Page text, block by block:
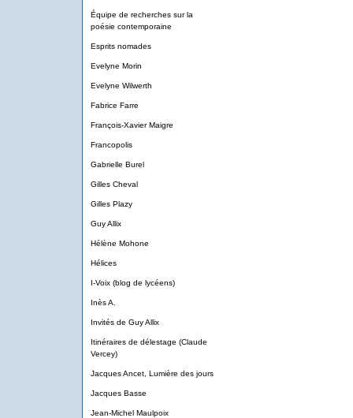
Équipe de recherches sur la
poésie contemporaine
Esprits nomades
Evelyne Morin
Evelyne Wilwerth
Fabrice Farre
François-Xavier Maigre
Francopolis
Gabrielle Burel
Gilles Cheval
Gilles Plazy
Guy Allix
Hélène Mohone
Hélices
I-Voix (blog de lycéens)
Inès A.
Invités de Guy Allix
Itinéraires de délestage (Claude
Vercey)
Jacques Ancet, Lumière des jours
Jacques Basse
Jean-Michel Maulpoix